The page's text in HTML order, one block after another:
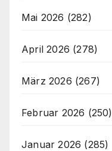
Mai 2026 (282)
April 2026 (278)
März 2026 (267)
Februar 2026 (250)
Januar 2026 (285)